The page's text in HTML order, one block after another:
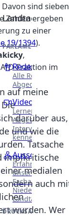
Landtag
PARLAMENTARISCHE
Reden
Alle Reden
Abgeordneten.
Videothek
Lernen Sie
Abgeordneten in
Interviews näher
kennen.
Ausschüsse
Erfahren Sie
unsere Arbeit in
Landtages.
DRUCKSACHEN
sind sieben
Zahlen ergeben
zu einer
19/1394).
,
Fraktion im
auf meine
darüber aus,
und wie die
Tatsache
impfkritische
medialen
auch
wurden. Wer